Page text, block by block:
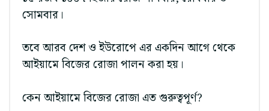
সোমবার।
তবে আরব দেশ ও ইউরোপে এর একদিন আগে থেকে
আইয়ামে বিজের রোজা পালন করা হয়।
কেন আইয়ামে বিজের রোজা এত গুরুত্বপূর্ণ?